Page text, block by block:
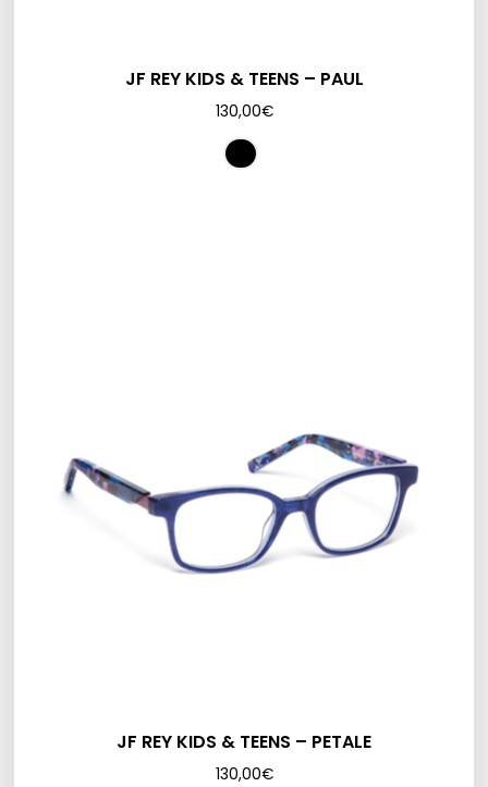
JF REY KIDS & TEENS – PAUL
130,00€
JF REY KIDS & TEENS – PETALE
130,00€